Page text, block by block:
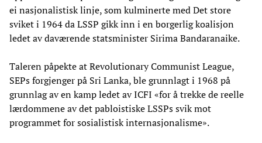
ei nasjonalistisk linje, som kulminerte med Det store
sviket i 1964 da LSSP gikk inn i en borgerlig koalisjon
ledet av daværende statsminister Sirima Bandaranaike.
Taleren påpekte at Revolutionary Communist League,
SEPs forgjenger på Sri Lanka, ble grunnlagt i 1968 på
grunnlag av en kamp ledet av ICFI «for å trekke de reelle
lærdommene av det pabloistiske LSSPs svik mot
programmet for sosialistisk internasjonalisme».